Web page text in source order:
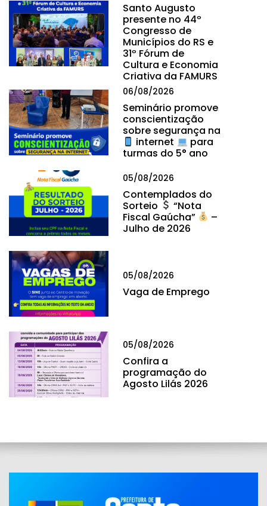
Santo Augusto
presente no 44º
Congresso de
Municípios do RS e
31º Fórum de
Cultura e Economia
Criativa da FAMURS
06/08/2026
Seminário promove
conscientização
sobre segurança na
internet
para
turmas do 5° ano
05/08/2026
Contemplados do
Sorteio
“Nota
Fiscal Gaúcha”
–
Julho de 2026
05/08/2026
Vaga de Emprego
05/08/2026
Confira a
programação do
Agosto Lilás 2026